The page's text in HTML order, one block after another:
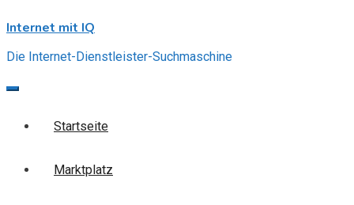
to
Internet mit IQ
Die Internet-Dienstleister-Suchmaschine
Startseite
Marktplatz